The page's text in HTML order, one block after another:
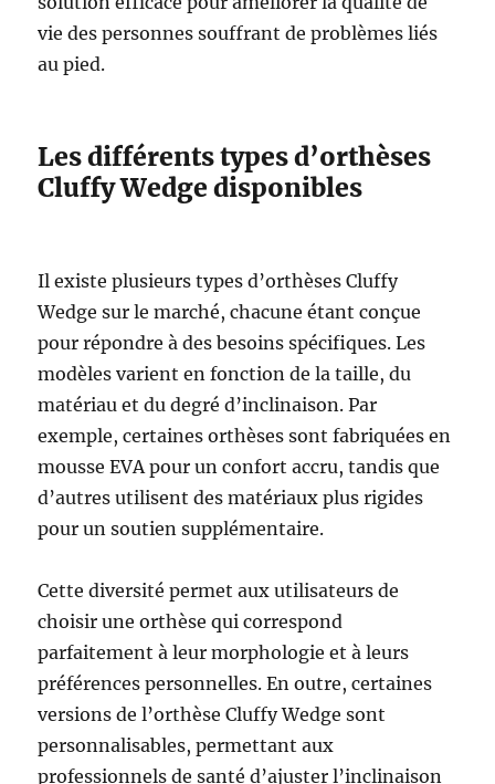
vie des personnes souffrant de problèmes liés
au pied.
Les différents types d’orthèses
Cluffy Wedge disponibles
Il existe plusieurs types d’orthèses Cluffy
Wedge sur le marché, chacune étant conçue
pour répondre à des besoins spécifiques. Les
modèles varient en fonction de la taille, du
matériau et du degré d’inclinaison. Par
exemple, certaines orthèses sont fabriquées en
mousse EVA pour un confort accru, tandis que
d’autres utilisent des matériaux plus rigides
pour un soutien supplémentaire.
Cette diversité permet aux utilisateurs de
choisir une orthèse qui correspond
parfaitement à leur morphologie et à leurs
préférences personnelles. En outre, certaines
versions de l’orthèse Cluffy Wedge sont
personnalisables, permettant aux
professionnels de santé d’ajuster l’inclinaison